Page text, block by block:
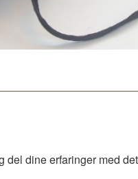
dine erfaringer med